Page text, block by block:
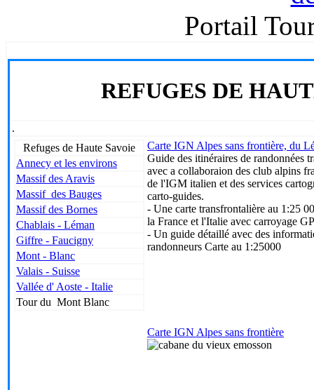
Portail
REFUGES DE
.
Refuges de Haute Savoie
Annecy et les environs
Massif des Aravis
Massif des Bauges
Massif des Bornes
Chablais - Léman
Giffre - Faucigny
Mont - Blanc
Valais - Suisse
Vallée d' Aoste - Italie
Tour du Mont Blanc
Carte IGN Alpes sans frontière, du
Guide des itinéraires de randonnées
avec a collaboraion des club alpins
de l'IGM italien et des services
carto-guides.
- Une carte transfrontalière au 1:25
la France et l'Italie avec carroyage
- Un guide détaillé avec des
randonneurs Carte au 1:25000
Carte IGN Alpes sans frontière